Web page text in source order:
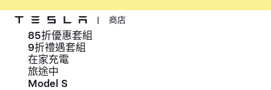
跳到主要內容
| 商店
85折優惠套組
9折禮遇套組
在家充電
旅途中
Model S